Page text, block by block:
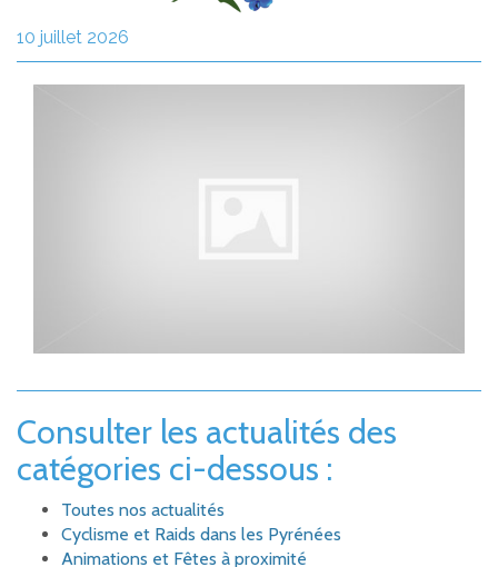
10 juillet 2026
Consulter les actualités des
catégories ci-dessous :
Toutes nos actualités
Cyclisme et Raids dans les Pyrénées
Animations et Fêtes à proximité